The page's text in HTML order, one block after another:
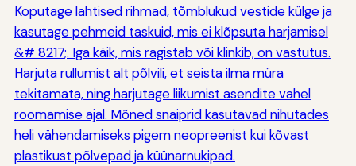
Koputage lahtised rihmad, tõmblukud vestide külge ja
kasutage pehmeid taskuid, mis ei klõpsuta harjamisel
&# 8217;. Iga käik, mis ragistab või klinkib, on vastutus.
Harjuta rullumist alt põlvili, et seista ilma müra
tekitamata, ning harjutage liikumist asendite vahel
roomamise ajal. Mõned snaiprid kasutavad nihutades
heli vähendamiseks pigem neopreenist kui kõvast
plastikust põlvepad ja küünarnukipad.